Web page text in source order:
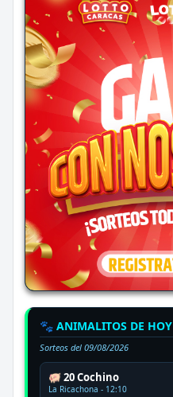
🐾 ANIMALITOS DE HOY
Sorteos del 09/08/2026
🐖 20 Cochino
La Ricachona - 12:10